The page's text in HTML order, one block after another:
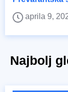
aprila 9,
Najbolj